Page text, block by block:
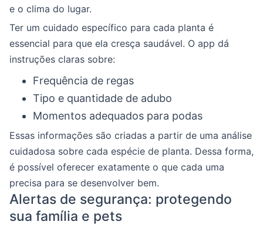
e o clima do lugar.
Ter um cuidado específico para cada planta é
essencial para que ela cresça saudável. O app dá
instruções claras sobre:
Frequência de regas
Tipo e quantidade de adubo
Momentos adequados para podas
Essas informações são criadas a partir de uma análise
cuidadosa sobre cada espécie de planta. Dessa forma,
é possível oferecer exatamente o que cada uma
precisa para se desenvolver bem.
Alertas de segurança: protegendo
sua família e pets